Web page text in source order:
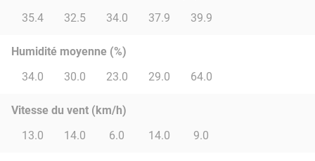
35.4
32.5 34.0 37.9 39.9
Humidité moyenne (%)
34.0
30.0 23.0 29.0 64.0
Vitesse du vent (km/h)
13.0
14.0 6.0 14.0 9.0